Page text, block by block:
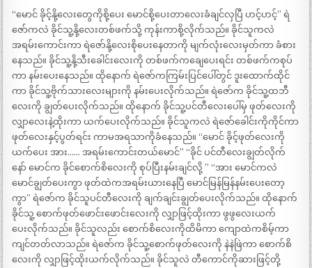
“မောင် ခိုင့်နို့လေးတွေကိုစို့ပေး မောင်စို့ပေးတာလေးခံချင်လှပြီ ဟင့်ဟင့်” ရဲ
ဇော်ကလဲ ခိုင်သူ့နို့လေးတစ်ဖက်သို့ ကုန်းကာစို့လိုက်သည်။ ခိုင်သူကလဲ
အရမ်းကောင်းကာ ရဲဇော်နို့လေးစိုပေးနေတာကို မျက်လုံးလေးမှတ်ကာ ခံစား
နေသည်။ ခိုင်သူ့နို့သီးခေါင်းလေးကို တစ်ဖက်ကချေပေးရင်း တစ်ဖက်ကစုပ်
ကာ နမ်းပေးနေသည်။ ထိုနောက် ရဲဇော်ကကြမ်းပြင်ပေါ်တွင် ဒူးထောက်ထိုင်
ကာ ခိုင်သူ့ဗိုက်သားလေးများကို နမ်းပေးလိုက်သည်။ ရဲဇော်က ခိုင်သူ့ထဘီ
လေးကို ချွတ်ပေးလိုက်သည်။ ထိုနောက် ခိုင်သူ့ပင်တီလေးပေါ်မှ ဖုတ်လေးကို
လျှာလေးနဲ့ထိုးကာ ယက်ပေးလိုက်သည်။ ခိုင်သူကလဲ ရဲဇော်ခေါင်းကိုကိုင်ကာ
ဖုတ်လေးနှင့်ပွတ်ရင်း ကာမအရသာကိုခံနေသည်။ “မောင် ခိုင့်ဖုတ်လေးကို
ယက်ပေး အား…… အရမ်းကောင်းတယ်မောင်” “ခိုင် ပင်တီလေးချွတ်လိုက်
နော် မောင်က ခိုင်စောက်စိလေးကို စုပ်ပြီးနမ်းချင်လို့ ” “အား မောင်ကလဲ
မောင်ချွတ်ပေးကွာ ဖုတ်ထဲကအရမ်းယားနေပြီ မောင်မြန်မြန်နမ်းပေးတော့
ကွာ” ရဲဇော်က ခိုင်သူပင်တီလေးကို ချက်ချင်းချွတ်ပေးလိုက်သည်။ ထိုနောက်
ခိုင်သူ့ စောက်ဖုတ်ဖောင်းဖောင်းလေးကို လျှာဖြင့်ထိုးကာ ဖွဖွလေးယက်
ပေးလိုက်သည်။ ခိုင်သူလည်း စောက်စိလေးကိုထိမိကာ ကျောထဲကစိမ့်ကာ
ကျင်တတ်လာသည်။ ရဲဇော်က ခိုင်သူ့စောက်ဖုတ်လေးကို နဲနဲဖြဲကာ စောက်စိ
လေးကို လျှာဖြင့်ထိုးယက်လိုက်သည်။ ခိုင်သူလဲ တီကောင်ကိုဆားဖြင့်တို့